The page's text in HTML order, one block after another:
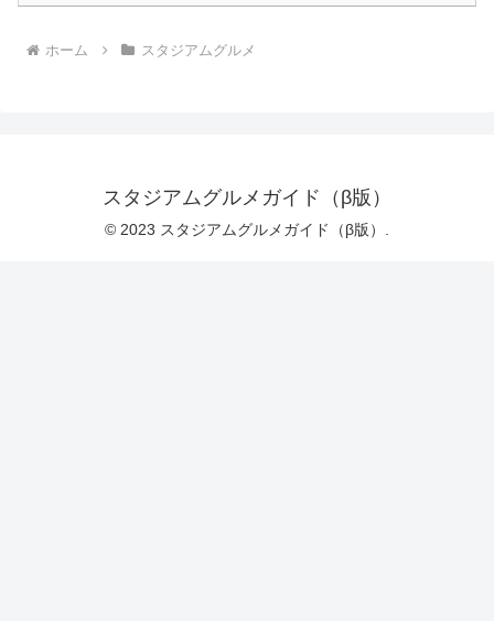
ホーム スタジアムグルメ
スタジアムグルメガイド（β版）
© 2023 スタジアムグルメガイド（β版）.